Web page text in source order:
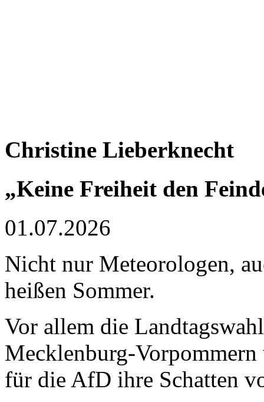
Christine Lieberknecht
„Keine Freiheit den
01.07.2026
Nicht nur Meteorologen,
heißen Sommer.
Vor allem die
Mecklenburg-
für die AfD ihre Schatten